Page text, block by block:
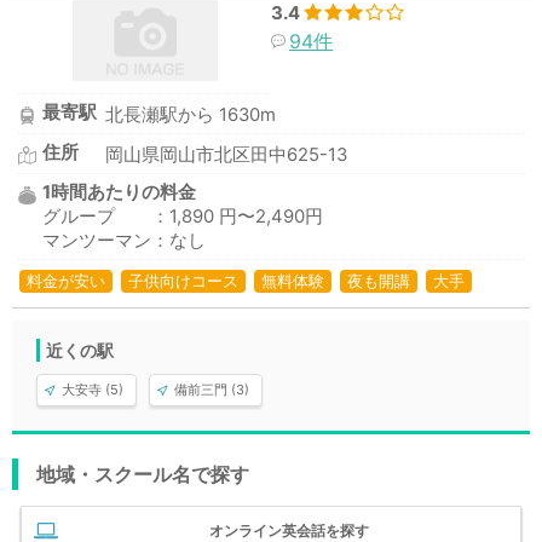
3.4
94件
最寄駅 北長瀬駅から 1630m
住所
岡山県岡山市北区田中625-13
1時間あたりの料金
グループ ：1,890 円〜2,490円
マンツーマン：なし
料金が安い 子供向けコース 無料体験 夜も開講 大手
近くの駅
大安寺 (5) 備前三門 (3)
地域・スクール名で探す
オンライン英会話を探す